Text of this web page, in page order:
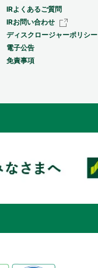
IRよくあるご質問
IRお問い合わせ
ディスクロージャーポリシー
電子公告
免責事項